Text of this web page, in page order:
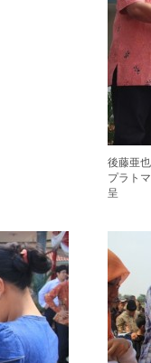
後藤亜
プラト
呈